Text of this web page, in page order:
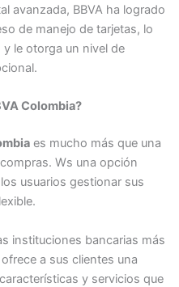
avanzada, BBVA ha logrado
de manejo de tarjetas, lo
le otorga un nivel de
Colombia?
es mucho más que una
Ws una opción
usuarios gestionar sus
instituciones bancarias más
a sus clientes una
y servicios que